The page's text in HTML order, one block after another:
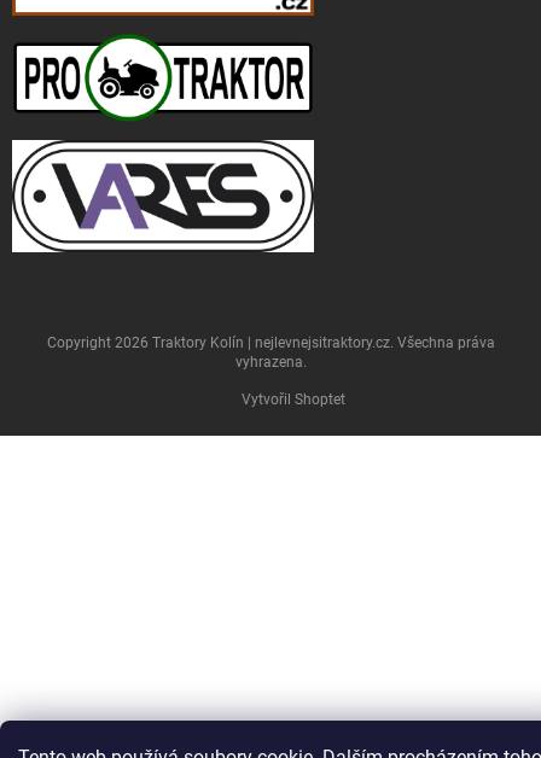
Vytvořil Shoptet
Copyright 2026 Traktory Kolín | nejlevnejsitraktory.cz. Všechna práva
vyhrazena.